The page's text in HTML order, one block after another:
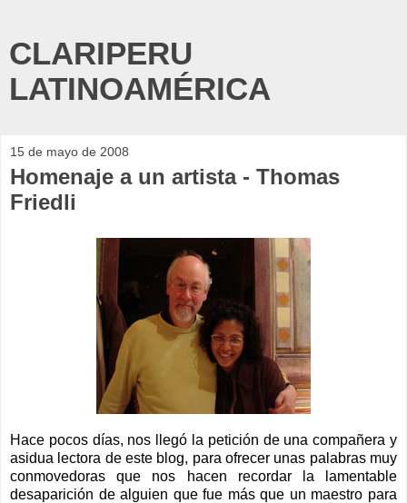
CLARIPERU
LATINOAMÉRICA
15 de mayo de 2008
Homenaje a un artista - Thomas
Friedli
Hace pocos días, nos llegó la petición de una compañera y
asidua lectora de este blog, para ofrecer unas palabras muy
conmovedoras que nos hacen recordar la lamentable
desaparición de alguien que fue más que un maestro para